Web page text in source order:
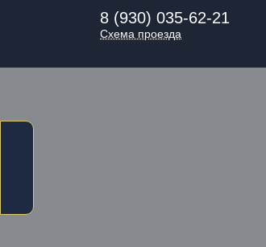
8 (930) 035-62-21
Схема проезда